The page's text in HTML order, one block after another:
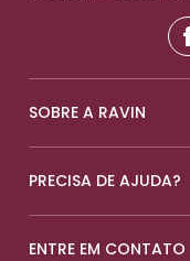
SOBRE A RAVIN
PRECISA DE AJUDA?
ENTRE EM CONTATO